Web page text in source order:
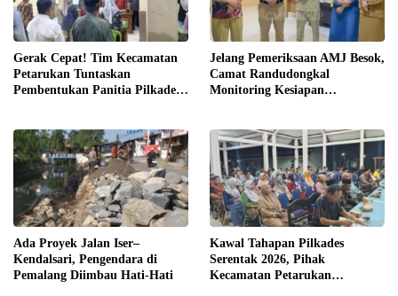
Gerak Cepat! Tim Kecamatan
Petarukan Tuntaskan
Pembentukan Panitia Pilkades
Jelang Pemeriksaan AMJ Besok,
Camat Randudongkal
Monitoring Kesiapan
Ada Proyek Jalan Iser–
Kendalsari, Pengendara di
Pemalang Diimbau Hati-Hati
Kawal Tahapan Pilkades
Serentak 2026, Pihak
Kecamatan Petarukan